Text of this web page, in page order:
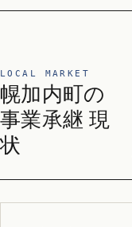
LOCAL MARKET
幌加内町の
事業承継 現
状